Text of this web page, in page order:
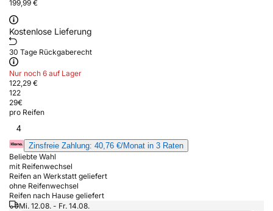
199,99 €
Kostenlose Lieferung
30 Tage Rückgaberecht
Nur noch 6 auf Lager
122,29 €
122
29€
pro Reifen
4
Zinsfreie Zahlung: 40,76 €/Monat in 3 Raten
Beliebte Wahl
mit Reifenwechsel
Reifen an Werkstatt geliefert
ohne Reifenwechsel
Reifen nach Hause geliefert
Mi. 12.08. - Fr. 14.08.